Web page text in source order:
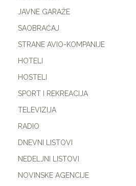
JAVNE GARAŽE
SAOBRAĆAJ
STRANE AVIO-KOMPANIJE
HOTELI
HOSTELI
SPORT I REKREACIJA
TELEVIZIJA
RADIO
DNEVNI LISTOVI
NEDELJNI LISTOVI
NOVINSKE AGENCIJE